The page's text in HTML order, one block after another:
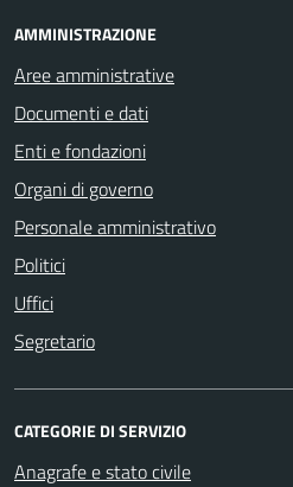
AMMINISTRAZIONE
Aree amministrative
Documenti e dati
Enti e fondazioni
Organi di governo
Personale amministrativo
Politici
Uffici
Segretario
CATEGORIE DI SERVIZIO
Anagrafe e stato civile